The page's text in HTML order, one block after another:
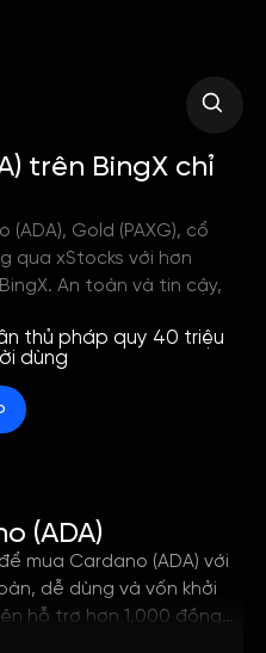
trên BingX chỉ
Gold (PAXG), cổ
qua xStocks với hơn
An toàn và tin cậy,
thủ pháp quy 40 triệu
dùng
(ADA)
mua Cardano (ADA) với
dễ dùng và vốn khởi
hỗ trợ hơn 1,000 đồng
thanh toán quốc tế, cho